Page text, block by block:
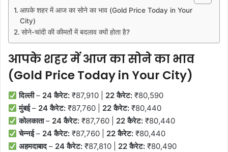
आपके शहर में आज का सोने का भाव (Gold Price Today in Your
City)
सोने-चांदी की कीमतों में बदलाव क्यों होता है?
आपके शहर में आज का सोने का भाव
(Gold Price Today in Your City)
दिल्ली– 24 कैरेट: ₹87,910 | 22 कैरेट: ₹80,590
मुंबई– 24 कैरेट: ₹87,760 | 22 कैरेट: ₹80,440
कोलकाता– 24 कैरेट: ₹87,760 | 22 कैरेट: ₹80,440
चेन्नई– 24 कैरेट: ₹87,760 | 22 कैरेट: ₹80,440
अहमदाबाद– 24 कैरेट: ₹87,810 | 22 कैरेट: ₹80,490